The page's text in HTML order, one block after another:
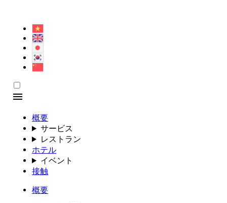
概要
サービス
レストラン
ホテル
イベント
接触
概要